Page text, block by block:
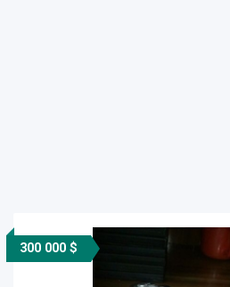
300 000 $